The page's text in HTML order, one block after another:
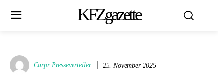
KFZgazette
Carpr Presseverteiler 25. November 2025